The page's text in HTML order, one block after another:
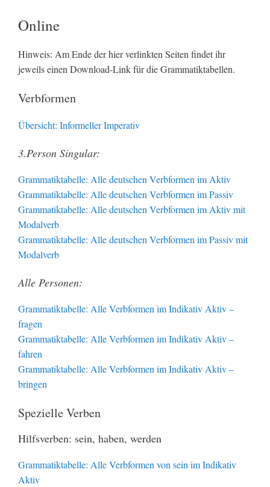
Online
Hinweis: Am Ende der hier verlinkten Seiten findet ihr
jeweils einen Download-Link für die Grammatiktabellen.
Verbformen
Übersicht: Informeller Imperativ
3.Person Singular:
Grammatiktabelle: Alle deutschen Verbformen im Aktiv
Grammatiktabelle: Alle deutschen Verbformen im Passiv
Grammatiktabelle: Alle deutschen Verbformen im Aktiv mit
Modalverb
Grammatiktabelle: Alle deutschen Verbformen im Passiv mit
Modalverb
Alle Personen:
Grammatiktabelle: Alle Verbformen im Indikativ Aktiv –
fragen
Grammatiktabelle: Alle Verbformen im Indikativ Aktiv –
fahren
Grammatiktabelle: Alle Verbformen im Indikativ Aktiv –
bringen
Spezielle Verben
Hilfsverben: sein, haben, werden
Grammatiktabelle: Alle Verbformen von sein im Indikativ
Aktiv